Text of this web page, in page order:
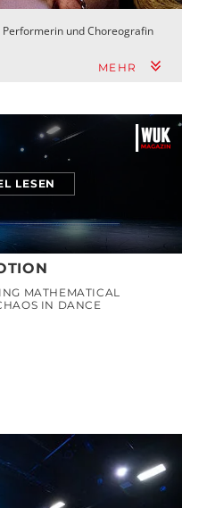
und Choreografin
MEHR
LESEN
MATHEMATICAL
IN DANCE